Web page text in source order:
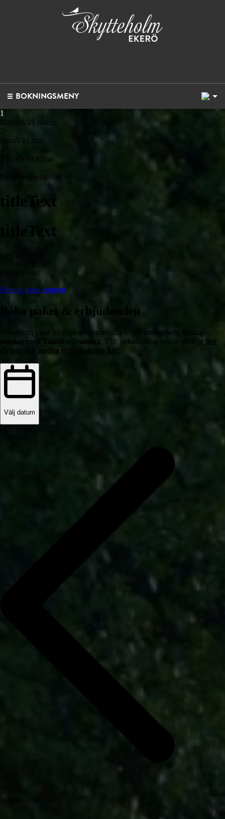
BOKNINGSMENY
1
DatumVälj datum
RumVälj rum
Välj tillval
Betalning
titleText
titleText
subTitleText
Skip to main content
Boka paket & erbjudanden
Kalendern visar möjliga ankomstdagar för
Träningshelg lördag-
söndag med TaudienTraining . Välj ankomstdag nedan eller
se fler
datum och andra erbjudanden här.
Välj datum
augusti 2026